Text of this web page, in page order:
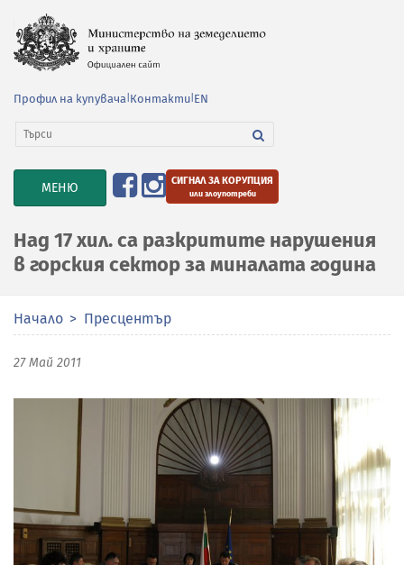
Профил на купувача Контакти EN
TOGGLE
NAVIGATION
МЕНЮ СИГНАЛ ЗА КОРУПЦИЯ
или злоупотреби
Над 17 хил. са разкритите нарушения
в горския сектор за миналата година
Начало Пресцентър
27 Май 2011